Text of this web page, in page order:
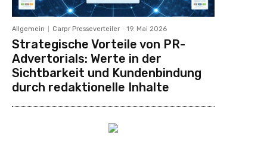
Allgemein Carpr Presseverteiler - 19. Mai 2026
Strategische Vorteile von PR-
Advertorials: Werte in der
Sichtbarkeit und Kundenbindung
durch redaktionelle Inhalte